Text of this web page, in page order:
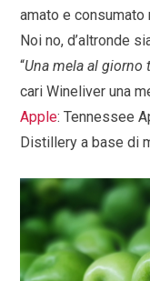
amato e
Noi no, d’altronde
“Una mela al
cari Wineliver una
Apple: Tennessee
Distillery a base di